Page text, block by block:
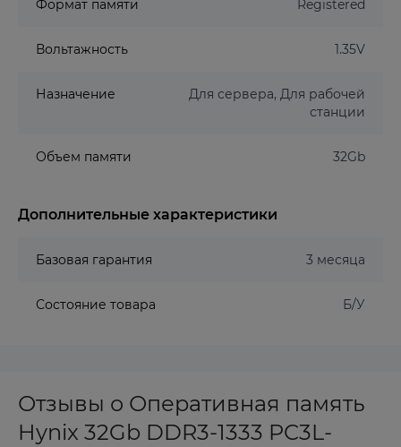
Формат памяти Registered
Вольтажность 1.35V
Назначение
Для сервера, Для рабочей
станции
Объем памяти 32Gb
Дополнительные характеристики
Базовая гарантия 3 месяца
Состояние товара Б/У
Отзывы о Оперативная память
Hynix 32Gb DDR3-1333 PC3L-